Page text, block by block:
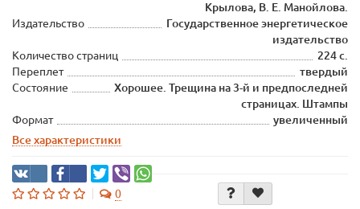
Крылова, В. Е. Манойлова.
Издательство
Государственное энергетическое
издательство
Количество страниц
224 с.
Переплет
твердый
Состояние
Хорошее. Трещина на 3-й и предпоследней
страницах. Штампы
Формат
увеличенный
Все характеристики
0